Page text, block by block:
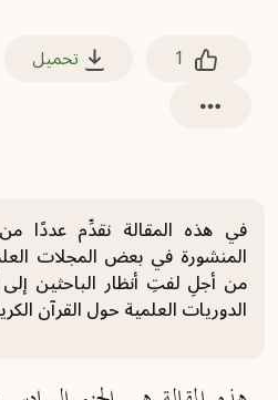
1 تحميل
في هذه المقالة نقدِّم عددًا
المنشورة في بعض المجلات
من أجلِ لفتِ أنظار الباحثين
الدوريات العلمية حول القرآن